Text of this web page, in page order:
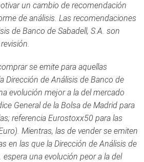
un cambio de recomendación
de análisis. Las recomendaciones
de Banco de Sabadell, S.A. son
se emite para aquellas
Dirección de Análisis de Banco de
evolución mejor a la del mercado
General de la Bolsa de Madrid para
referencia Eurostoxx50 para las
Mientras, las de vender se emiten
en las que la Dirección de Análisis de
espera una evolución peor a la del